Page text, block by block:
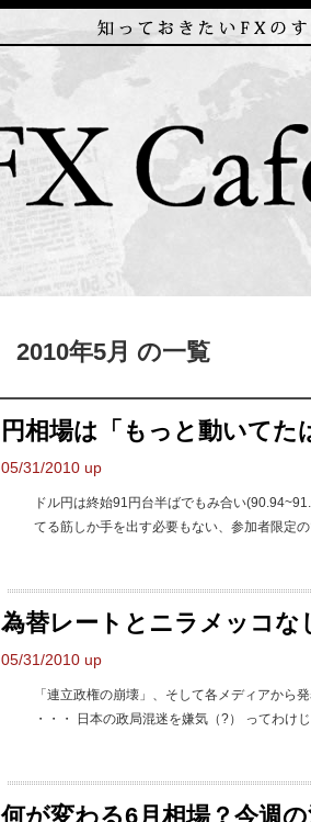
2010年5月 の一覧
円相場は「もっと動いてた
05/31/2010 up
ドル円は終始91円台半ばでもみ合い
てる筋しか手を出す必要もない、参加者限定の
為替レートとニラメッコな
05/31/2010 up
「連立政権の崩壊」、そして各メディアから
・・・ 日本の政局混迷を嫌気（?） ってわけ
何が変わる6月相場？今週